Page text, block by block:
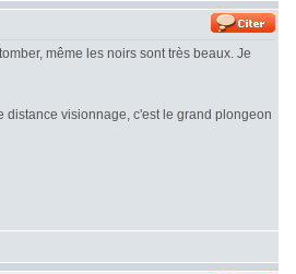
même les noirs sont très beaux. Je
distance visionnage, c'est le grand plongeon